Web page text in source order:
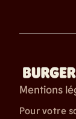
Mentions
Pour votre